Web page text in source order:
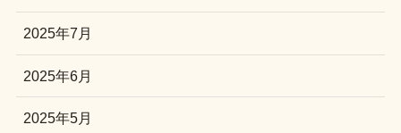
2025年7月
2025年6月
2025年5月